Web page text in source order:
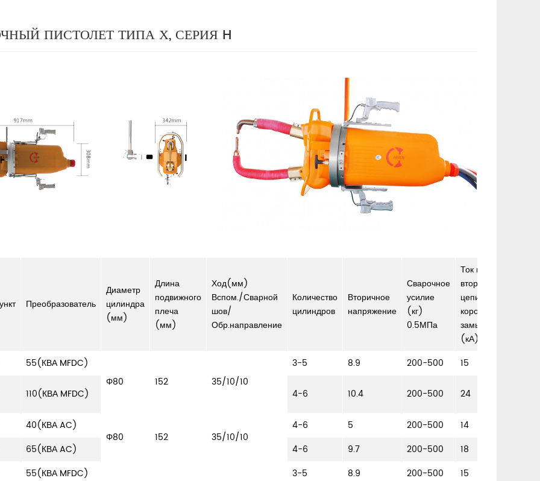
ПИСТОЛЕТ ТИПА Х, СЕРИЯ H
Преобразователь
Диаметр
цилиндра
(мм)
Длина
подвижного
плеча
(мм)
Ход(мм)
Вспом./Сварной
шов/
Обр.направление
Количество
цилиндров
Вторичное
напряжение
Сварочное
усилие
(кг)
0.5МПа
Ток во
вторичной
цепи
короткого
замыкания
(кА)
55(КВА MFDC)
Φ80
152 35/10/10
3-5 8.9 200-500 15
110(КВА MFDC) 4-6 10.4 200-500 24
40(КВА AC)
Φ80
152 35/10/10
4-6 5 200-500 14
65(КВА AC) 4-6 9.7 200-500 18
55(КВА MFDC)
3-5 8.9 200-500 15